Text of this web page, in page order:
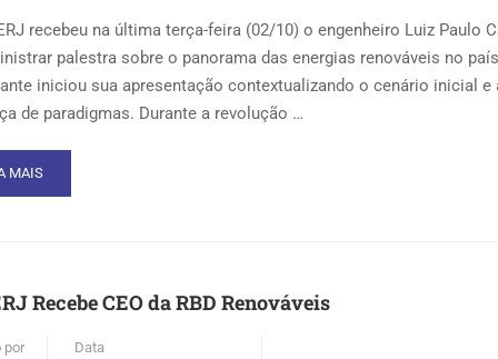
recebeu na última terça-feira (02/10) o engenheiro Luiz Paulo
palestra sobre o panorama das energias renováveis no
iniciou sua apresentação contextualizando o cenário inicial e
de paradigmas. Durante a revolução …
MAIS
Recebe CEO da RBD Renováveis
por Data